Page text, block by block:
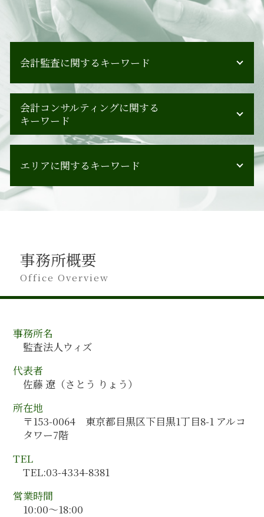
会計監査に関するキーワード
会計監査 合わない
会計監査 ポイント
会計監査人設置会社 監査役
監査報告書 会社法
会計監査 スケジュール
会計監査 健康保険
会計監査 受けること
会計監査 方法
会計監査 いつ
kam とは
会計監査 指摘事項
会計監査 提出書類
会計監査 やり方
会計監査 する
会計コンサルティングに関する
キーワード
人材育成 コンサル
合併 とは
管理会計 導入 手順
合併 メリット
管理会計 財務会計
会社分割 事業譲渡
管理会計 手法
組織再編 種類
人材育成 手法
組織再編 会社法
企業会計 営業利益
人事制度構築
中小企業 経営計画策定
エリアに関するキーワード
香川県 会計監査
北海道 会計コンサルティング
長野県 会計監査
岡山県 会計監査
奈良県 会計監査
福島県 会計コンサルティング
群馬県 会計監査
福岡県 会計監査
岩手県 会計監査
鳥取県 会計監査
広島県 会計監査
事務所概要
Office Overview
事務所名
監査法人ウィズ
代表者
佐藤 遼（さとう りょう）
所在地
〒153-0064 東京都目黒区下目黒1丁目8-1 アルコ
タワー7階
TEL
TEL:03-4334-8381
営業時間
10:00～18:00